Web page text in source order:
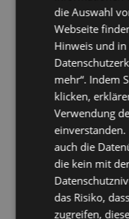
03.2019
Ready
04.2019
Ready
Ready
03.2019
Ready
03.2019
Ready
Ready
04.2019
Ready
03.2019
Ready
die Auswahl
Webseite
Hinweis und
mehr“. Indem
klicken,
Verwendung
auch die
die kein mit
das Risiko,
zugreifen,